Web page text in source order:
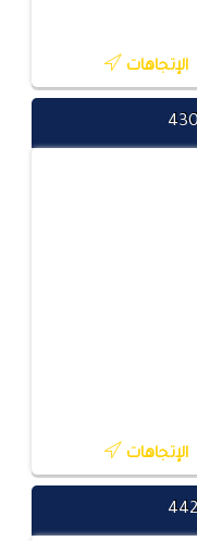
الإتجاهات
الإتجاهات